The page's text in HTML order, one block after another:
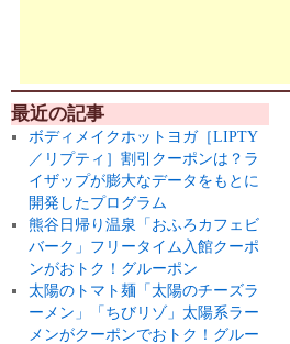
最近の記事
ボディメイクホットヨガ［LIPTY
／リプティ］割引クーポンは？ラ
イザップが膨大なデータをもとに
開発したプログラム
熊谷日帰り温泉「おふろカフェビ
バーク」フリータイム入館クーポ
ンがおトク！グルーポン
太陽のトマト麺「太陽のチーズラ
ーメン」「ちびリゾ」太陽系ラー
メンがクーポンでおトク！グルー